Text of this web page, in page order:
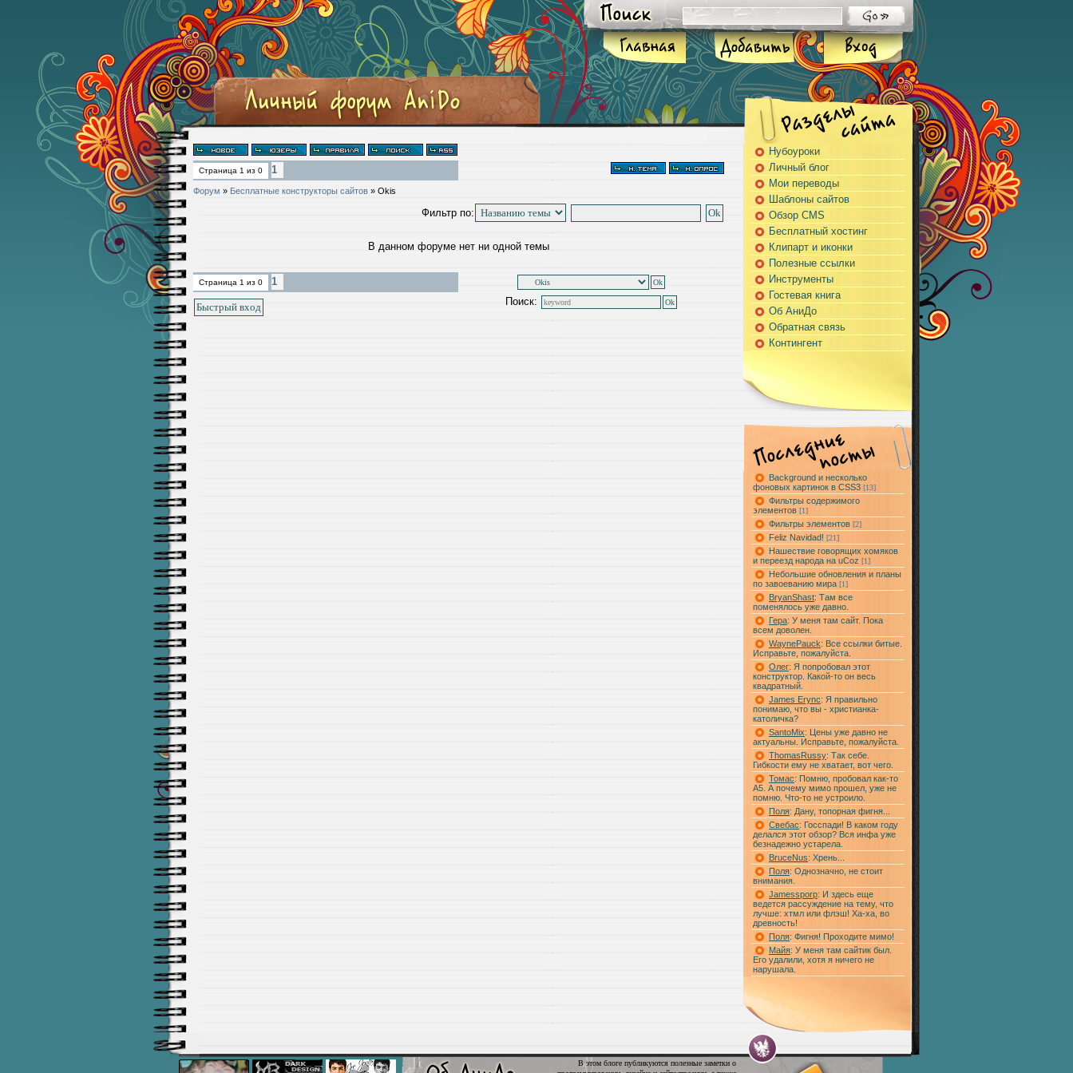
Страница 1 из 0 1
Форум » Бесплатные конструкторы сайтов » Okis
Фильтр по:
В данном форуме нет ни одной темы
Страница 1 из 0
1
Поиск:
Нубоуроки
Личный блог
Мои переводы
Шаблоны сайтов
Обзор CMS
Бесплатный хостинг
Клипарт и иконки
Полезные ссылки
Инструменты
Гостевая книга
Об АниДо
Обратная связь
Контингент
Background и несколько
фоновых картинок в CSS3 [13]
Фильтры содержимого
элементов [1]
Фильтры элементов [2]
Feliz Navidad! [21]
Нашествие говорящих хомяков
и переезд народа на uCoz [1]
Небольшие обновления и планы
по завоеванию мира [1]
BryanShast: Там все
поменялось уже давно.
Гера: У меня там сайт. Пока
всем доволен.
WaynePauck: Все ссылки битые.
Исправьте, пожалуйста.
Олег: Я попробовал этот
конструктор. Какой-то он весь
квадратный.
James Erync: Я правильно
понимаю, что вы - христианка-
католичка?
SantoMix: Цены уже давно не
актуальны. Исправьте, пожалуйста.
ThomasRussy: Так себе.
Гибкости ему не хватает, вот чего.
Томас: Помню, пробовал как-то
А5. А почему мимо прошел, уже не
помню. Что-то не устроило.
Поля: Дану, топорная фигня...
Свебас: Госспади! В каком году
делался этот обзор? Вся инфа уже
безнадежно устарела.
BruceNus: Хрень...
Поля: Однозначно, не стоит
внимания.
Jamessporp: И здесь еще
ведется рассуждение на тему, что
лучше: хтмл или флэш! Ха-ха, во
древность!
Поля: Фигня! Проходите мимо!
Майя: У меня там сайтик был.
Его удалили, хотя я ничего не
нарушала.
В этом блоге публикуются полезные заметки о